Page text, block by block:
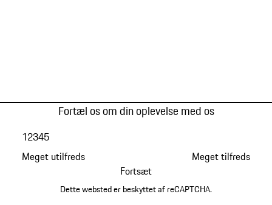
Fortæl os om din oplevelse med os
Meget utilfreds
12345
Meget tilfreds
Fortsæt
Dette websted er beskyttet af reCAPTCHA.